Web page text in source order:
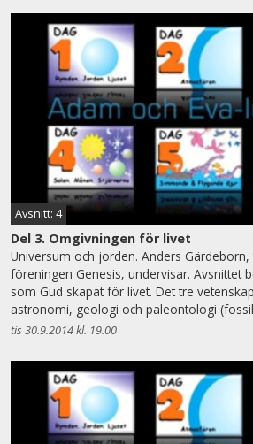
Avsnitt: 4
Del 3. Omgivningen för livet
Universum och jorden. Anders
föreningen Genesis, undervisar. Avsnittet
som Gud skapat för livet. Det tre
astronomi, geologi och paleontologi
tis 30.9.2014 kl. 19.00